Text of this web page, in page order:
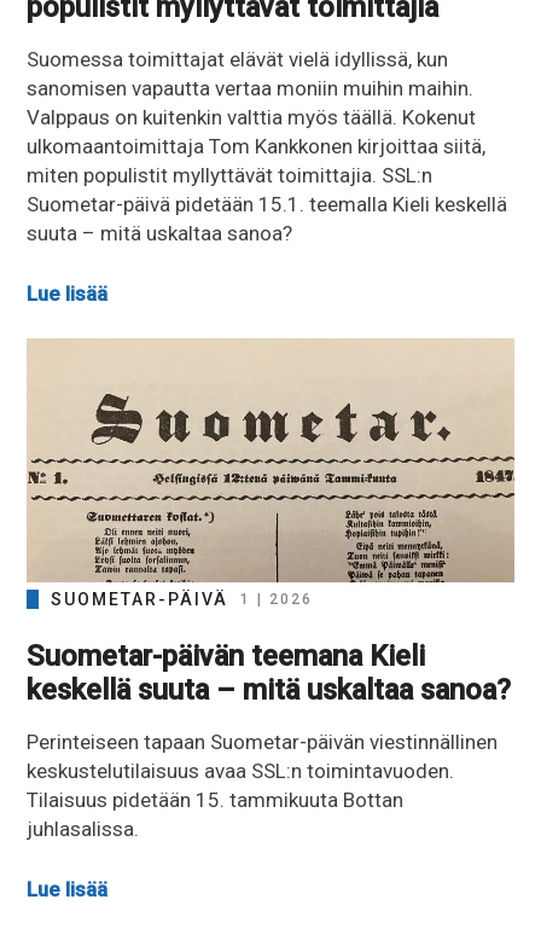
populistit myllyttävät toimittajia
Suomessa toimittajat elävät vielä idyllissä, kun
sanomisen vapautta vertaa moniin muihin maihin.
Valppaus on kuitenkin valttia myös täällä. Kokenut
ulkomaantoimittaja Tom Kankkonen kirjoittaa siitä,
miten populistit myllyttävät toimittajia. SSL:n
Suometar-päivä pidetään 15.1. teemalla Kieli keskellä
suuta – mitä uskaltaa sanoa?
Lue lisää
SUOMETAR-PÄIVÄ 1 | 2026
Suometar-päivän teemana Kieli
keskellä suuta – mitä uskaltaa sanoa?
Perinteiseen tapaan Suometar-päivän viestinnällinen
keskustelutilaisuus avaa SSL:n toimintavuoden.
Tilaisuus pidetään 15. tammikuuta Bottan
juhlasalissa.
Lue lisää